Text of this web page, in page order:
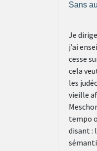
Sans
Je
j’ai
cesse
cela
les
vieille
tempo
disant :